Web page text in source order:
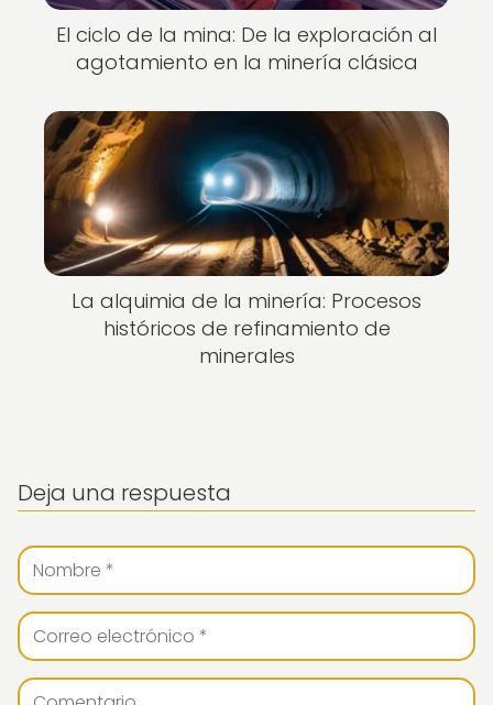
El ciclo de la mina: De la exploración al
agotamiento en la minería clásica
La alquimia de la minería: Procesos
históricos de refinamiento de
minerales
Deja una respuesta